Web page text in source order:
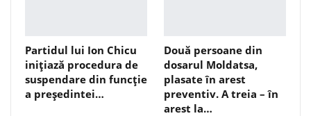
Partidul lui Ion Chicu
inițiază procedura de
suspendare din funcție
a președintei…
Două persoane din
dosarul Moldatsa,
plasate în arest
preventiv. A treia – în
arest la…